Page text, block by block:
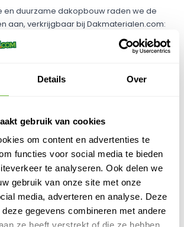
Details Over
gebruik van cookies
om content en advertenties te
functies voor social media te bieden
te analyseren. Ook delen we
gebruik van onze site met onze
media, adverteren en analyse. Deze
gegevens combineren met andere
ze heeft verstrekt of die ze hebben
en duurzame dakopbouw raden we de
aan, verkrijgbaar bij Dakmaterialen.com:​
APP onderlaag die zorgt voor een
de IKO Powergum toplaag.
op de ondergrond verbetert.
Zorg voor een schone, droge en
optimale hechting.​
Gebruik IKOpro Quick Primer om de
en de hechting te verbeteren.​
Breng de dakbaan aan volgens de